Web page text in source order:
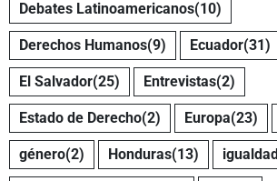
Debates Latinoamericanos(10)
Derechos Humanos(9) Ecuador(31)
El Salvador(25) Entrevistas(2)
Estado de Derecho(2) Europa(23)
género(2) Honduras(13) igualdad